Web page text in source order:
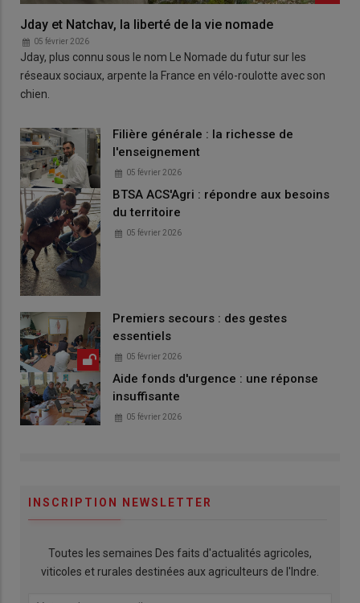
Jday et Natchav, la liberté de la vie nomade
05 février 2026
Jday, plus connu sous le nom Le Nomade du futur sur les
réseaux sociaux, arpente la France en vélo-roulotte avec son
chien.
Filière générale : la richesse de
l'enseignement
05 février 2026
BTSA ACS'Agri : répondre aux besoins
du territoire
05 février 2026
Premiers secours : des gestes
essentiels
05 février 2026
Aide fonds d'urgence : une réponse
insuffisante
05 février 2026
INSCRIPTION NEWSLETTER
Toutes les semaines Des faits d'actualités agricoles,
viticoles et rurales destinées aux agriculteurs de l'Indre.